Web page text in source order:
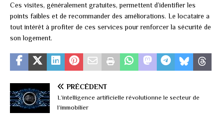
Ces visites, généralement gratuites, permettent d’identifier les
points faibles et de recommander des améliorations. Le locataire a
tout intérêt à profiter de ces services pour renforcer la sécurité de
son logement.
PRÉCÉDENT
L’intelligence artificielle révolutionne le secteur de
l’immobilier